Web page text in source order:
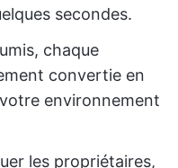
secondes.
chaque
convertie en
environnement
les propriétaires,